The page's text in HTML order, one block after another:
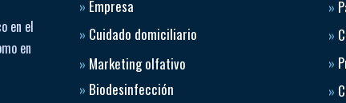
en el
en
» Empresa
» Cuidado domiciliario
» Marketing olfativo
» Biodesinfección
»
»
»
»